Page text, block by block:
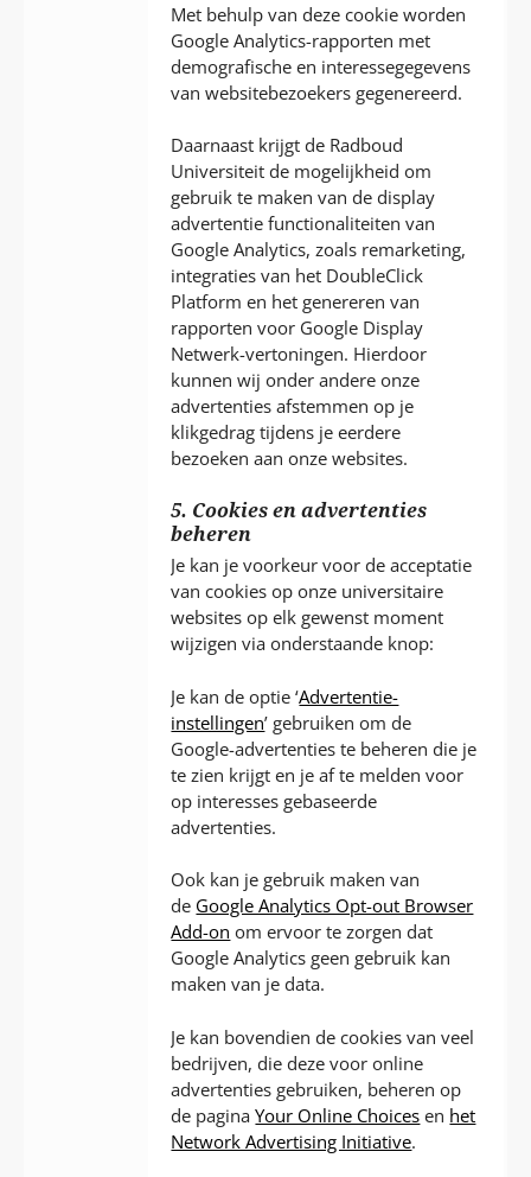
Met behulp van deze cookie worden
Google Analytics-rapporten met
demografische en interessegegevens
van websitebezoekers gegenereerd.
Daarnaast krijgt de Radboud
Universiteit de mogelijkheid om
gebruik te maken van de display
advertentie functionaliteiten van
Google Analytics, zoals remarketing,
integraties van het DoubleClick
Platform en het genereren van
rapporten voor Google Display
Netwerk-vertoningen. Hierdoor
kunnen wij onder andere onze
advertenties afstemmen op je
klikgedrag tijdens je eerdere
bezoeken aan onze websites.
5. Cookies en advertenties
beheren
Je kan je voorkeur voor de acceptatie
van cookies op onze universitaire
websites op elk gewenst moment
wijzigen via onderstaande knop:
Je kan de optie ‘Advertentie-
instellingen’ gebruiken om de
Google-advertenties te beheren die je
te zien krijgt en je af te melden voor
op interesses gebaseerde
advertenties.
Ook kan je gebruik maken van
de Google Analytics Opt-out Browser
Add-on om ervoor te zorgen dat
Google Analytics geen gebruik kan
maken van je data.
Je kan bovendien de cookies van veel
bedrijven, die deze voor online
advertenties gebruiken, beheren op
de paginaYour Online Choices en het
Network Advertising Initiative.